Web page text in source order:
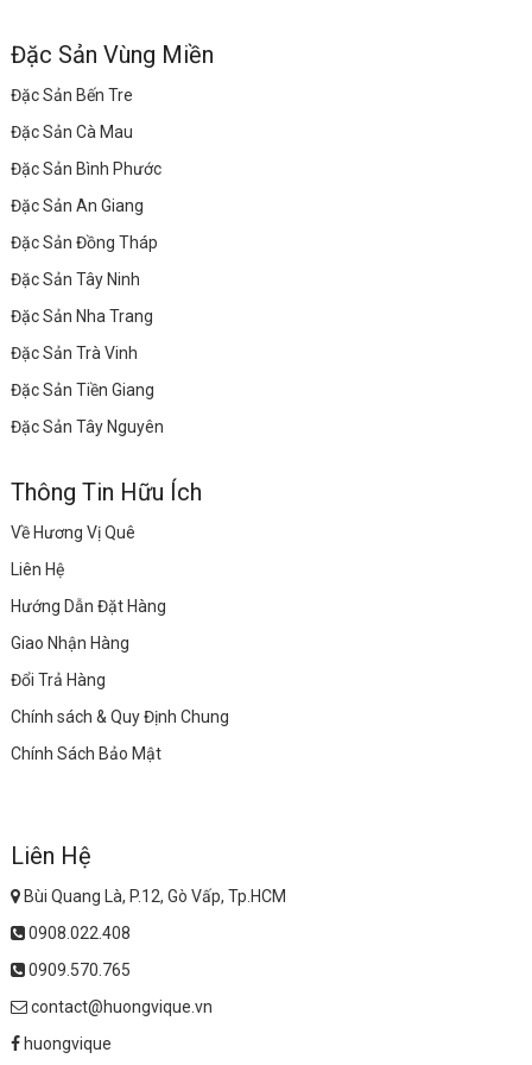
Đặc Sản Vùng Miền
Đặc Sản Bến Tre
Đặc Sản Cà Mau
Đặc Sản Bình Phước
Đặc Sản An Giang
Đặc Sản Đồng Tháp
Đặc Sản Tây Ninh
Đặc Sản Nha Trang
Đặc Sản Trà Vinh
Đặc Sản Tiền Giang
Đặc Sản Tây Nguyên
Thông Tin Hữu Ích
Về Hương Vị Quê
Liên Hệ
Hướng Dẫn Đặt Hàng
Giao Nhận Hàng
Đổi Trả Hàng
Chính sách & Quy Định Chung
Chính Sách Bảo Mật
Liên Hệ
Bùi Quang Là, P.12, Gò Vấp, Tp.HCM
0908.022.408
0909.570.765
contact@huongvique.vn
huongvique